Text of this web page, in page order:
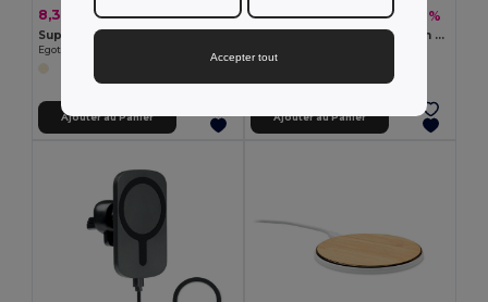
8,36 € 10,60 € -21%
Egotier 97132
Ajouter au Panier
5,69 €11,79 € -52%
CUADRO Chargeur sans fil en bambou
Ajouter au Panier
Accepter tout